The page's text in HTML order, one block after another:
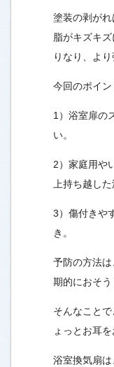
塗装の剥が
脂がキズキ
りなり、よ
今回のポイン
1）浴室扉の
い。
2）家庭用や
上持ち越し
3）傷付きや
き。
予防の方法
期的におそう
そんなこと
ょっとお耳
浴室換気扇